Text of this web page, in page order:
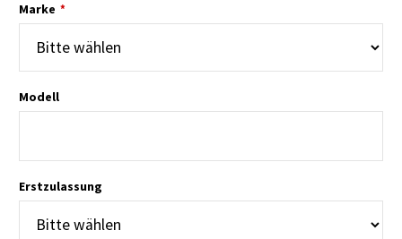
Marke *
Modell
Erstzulassung